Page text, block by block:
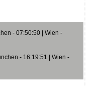
- 07:50:50 | Wien -
- 16:19:51 | Wien -